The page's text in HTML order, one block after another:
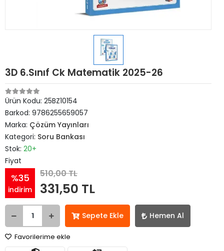
3D 6.Sınıf Ck Matematik 2025-26
Ürün Kodu: 25BZ10154
Barkod: 9786255659057
Marka: Çözüm Yayınları
Kategori: Soru Bankası
Stok: 20+
Fiyat
%35
indirim
510,00 TL
331,50 TL
Sepete Ekle Hemen Al
Favorilerime ekle